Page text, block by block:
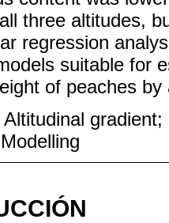
three altitudes,
regression
suitable for
of peaches by
Altitudinal